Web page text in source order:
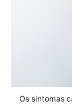
Os sintomas